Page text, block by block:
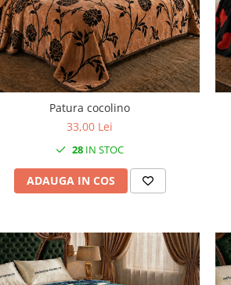
Patura cocolino
33,00 Lei
28 IN STOC
ADAUGA IN COS